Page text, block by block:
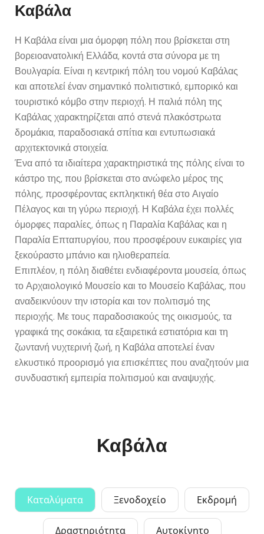
Καβάλα
Η Καβάλα είναι μια όμορφη πόλη που βρίσκεται στη
βορειοανατολική Ελλάδα, κοντά στα σύνορα με τη
Βουλγαρία. Είναι η κεντρική πόλη του νομού Καβάλας
και αποτελεί έναν σημαντικό πολιτιστικό, εμπορικό και
τουριστικό κόμβο στην περιοχή. Η παλιά πόλη της
Καβάλας χαρακτηρίζεται από στενά πλακόστρωτα
δρομάκια, παραδοσιακά σπίτια και εντυπωσιακά
αρχιτεκτονικά στοιχεία.
Ένα από τα ιδιαίτερα χαρακτηριστικά της πόλης είναι το
κάστρο της, που βρίσκεται στο ανώφελο μέρος της
πόλης, προσφέροντας εκπληκτική θέα στο Αιγαίο
Πέλαγος και τη γύρω περιοχή. Η Καβάλα έχει πολλές
όμορφες παραλίες, όπως η Παραλία Καβάλας και η
Παραλία Επταπυργίου, που προσφέρουν ευκαιρίες για
ξεκούραστο μπάνιο και ηλιοθεραπεία.
Επιπλέον, η πόλη διαθέτει ενδιαφέροντα μουσεία, όπως
το Αρχαιολογικό Μουσείο και το Μουσείο Καβάλας, που
αναδεικνύουν την ιστορία και τον πολιτισμό της
περιοχής. Με τους παραδοσιακούς της οικισμούς, τα
γραφικά της σοκάκια, τα εξαιρετικά εστιατόρια και τη
ζωντανή νυχτερινή ζωή, η Καβάλα αποτελεί έναν
ελκυστικό προορισμό για επισκέπτες που αναζητούν μια
συνδυαστική εμπειρία πολιτισμού και αναψυχής.
Καβάλα
Καταλύματα Ξενοδοχείο Εκδρομή
Δραστηριότητα Αυτοκίνητο